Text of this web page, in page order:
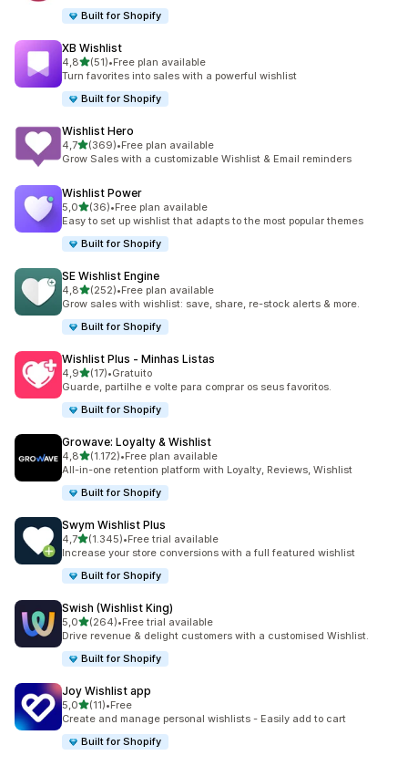
Built for Shopify
XB Wishlist
4,8de 5 estrelas
(51)
51 total de avaliações
•Free plan available
Turn favorites into sales with a powerful wishlist
Built for Shopify
Wishlist Hero
4,7de 5 estrelas
(369)
369 total de avaliações
•Free plan available
Grow Sales with a customizable Wishlist & Email reminders
Wishlist Power
5,0de 5 estrelas
(36)
36 total de avaliações
•Free plan available
Easy to set up wishlist that adapts to the most popular themes
Built for Shopify
SE Wishlist Engine
4,8de 5 estrelas
(252)
252 total de avaliações
•Free plan available
Grow sales with wishlist: save, share, re-stock alerts & more.
Built for Shopify
Wishlist Plus ‑ Minhas Listas
4,9de 5 estrelas
(17)
17 total de avaliações
•Gratuito
Guarde, partilhe e volte para comprar os seus favoritos.
Built for Shopify
Growave: Loyalty & Wishlist
4,8de 5 estrelas
(1.172)
1172 total de avaliações
•Free plan available
All-in-one retention platform with Loyalty, Reviews, Wishlist
Built for Shopify
Swym Wishlist Plus
4,7de 5 estrelas
(1.345)
1345 total de avaliações
•Free trial available
Increase your store conversions with a full featured wishlist
Built for Shopify
Swish (Wishlist King)
5,0de 5 estrelas
(264)
264 total de avaliações
•Free trial available
Drive revenue & delight customers with a customised Wishlist.
Built for Shopify
Joy Wishlist app
5,0de 5 estrelas
(11)
11 total de avaliações
•Free
Create and manage personal wishlists - Easily add to cart
Built for Shopify